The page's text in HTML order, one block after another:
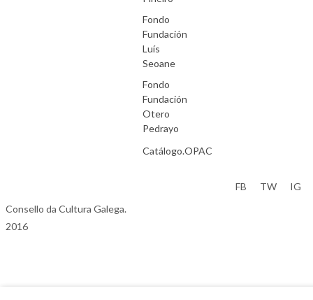
Fondo
Fundación
Luís
Seoane
Fondo
Fundación
Otero
Pedrayo
Catálogo.OPAC
Consello da Cultura Galega.
2016
FB TW IG